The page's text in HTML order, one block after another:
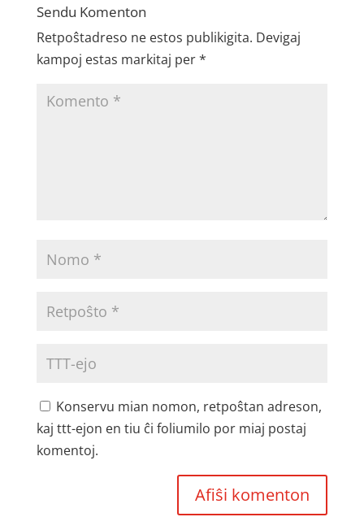
Sendu Komenton
Retpoŝtadreso ne estos publikigita. Devigaj
kampoj estas markitaj per*
Konservu mian nomon, retpoŝtan adreson,
kaj ttt-ejon en tiu ĉi foliumilo por miaj postaj
komentoj.